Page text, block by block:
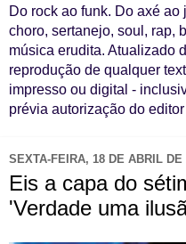
Do rock ao funk. Do axé
choro, sertanejo, soul, rap,
música erudita. Atualizado
reprodução de qualquer
impresso ou digital -
prévia autorização do
SEXTA-FEIRA, 18 DE ABRIL DE
Eis a capa do
'Verdade uma